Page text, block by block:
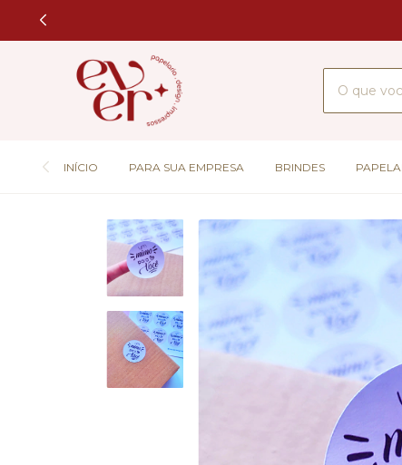
INÍCIO PARA SUA EMPRESA BRINDES